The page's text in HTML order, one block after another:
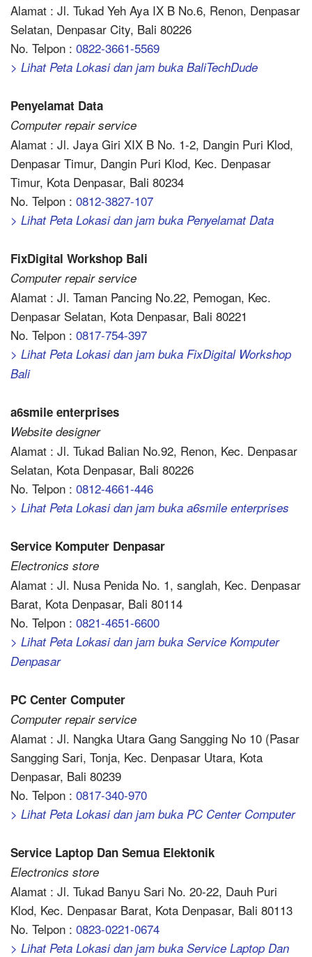
Alamat : Jl. Tukad Yeh Aya IX B No.6, Renon, Denpasar
Selatan, Denpasar City, Bali 80226
No. Telpon : 0822-3661-5569
> Lihat Peta Lokasi dan jam buka BaliTechDude
Penyelamat Data
Computer repair service
Alamat : Jl. Jaya Giri XIX B No. 1-2, Dangin Puri Klod,
Denpasar Timur, Dangin Puri Klod, Kec. Denpasar
Timur, Kota Denpasar, Bali 80234
No. Telpon : 0812-3827-107
> Lihat Peta Lokasi dan jam buka Penyelamat Data
FixDigital Workshop Bali
Computer repair service
Alamat : Jl. Taman Pancing No.22, Pemogan, Kec.
Denpasar Selatan, Kota Denpasar, Bali 80221
No. Telpon : 0817-754-397
> Lihat Peta Lokasi dan jam buka FixDigital Workshop
Bali
a6smile enterprises
Website designer
Alamat : Jl. Tukad Balian No.92, Renon, Kec. Denpasar
Selatan, Kota Denpasar, Bali 80226
No. Telpon : 0812-4661-446
> Lihat Peta Lokasi dan jam buka a6smile enterprises
Service Komputer Denpasar
Electronics store
Alamat : Jl. Nusa Penida No. 1, sanglah, Kec. Denpasar
Barat, Kota Denpasar, Bali 80114
No. Telpon : 0821-4651-6600
> Lihat Peta Lokasi dan jam buka Service Komputer
Denpasar
PC Center Computer
Computer repair service
Alamat : Jl. Nangka Utara Gang Sangging No 10 (Pasar
Sangging Sari, Tonja, Kec. Denpasar Utara, Kota
Denpasar, Bali 80239
No. Telpon : 0817-340-970
> Lihat Peta Lokasi dan jam buka PC Center Computer
Service Laptop Dan Semua Elektonik
Electronics store
Alamat : Jl. Tukad Banyu Sari No. 20-22, Dauh Puri
Klod, Kec. Denpasar Barat, Kota Denpasar, Bali 80113
No. Telpon : 0823-0221-0674
> Lihat Peta Lokasi dan jam buka Service Laptop Dan